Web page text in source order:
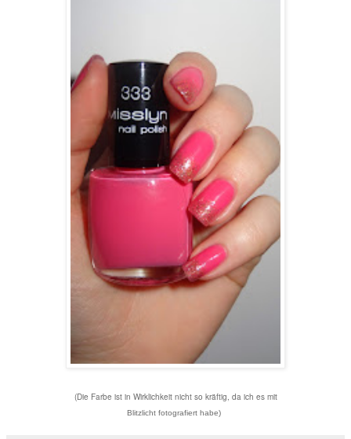
(Die Farbe ist in Wirklichkeit nicht so kräftig, da ich es mit
Blitzlicht fotografiert habe)